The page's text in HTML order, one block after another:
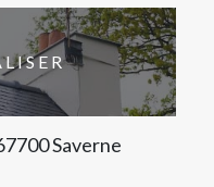
Saverne